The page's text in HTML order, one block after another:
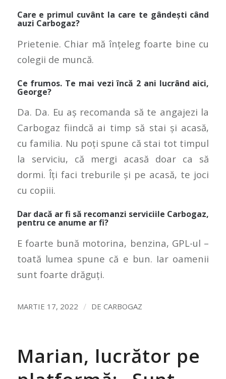
Care e primul cuvânt la care te gândești când
auzi Carbogaz?
Prietenie. Chiar mă înțeleg foarte bine cu
colegii de muncă.
Ce frumos. Te mai vezi încă 2 ani lucrând aici,
George?
Da. Da. Eu aș recomanda să te angajezi la
Carbogaz fiindcă ai timp să stai și acasă,
cu familia. Nu poți spune că stai tot timpul
la serviciu, că mergi acasă doar ca să
dormi. Îți faci treburile și pe acasă, te joci
cu copiii.
Dar dacă ar fi să recomanzi serviciile Carbogaz,
pentru ce anume ar fi?
E foarte bună motorina, benzina, GPL-ul –
toată lumea spune că e bun. Iar oamenii
sunt foarte drăguți.
MARTIE 17, 2022 / DE CARBOGAZ
Marian, lucrător pe